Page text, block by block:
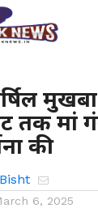
हर्षिल
तक मां
की
6, 2025